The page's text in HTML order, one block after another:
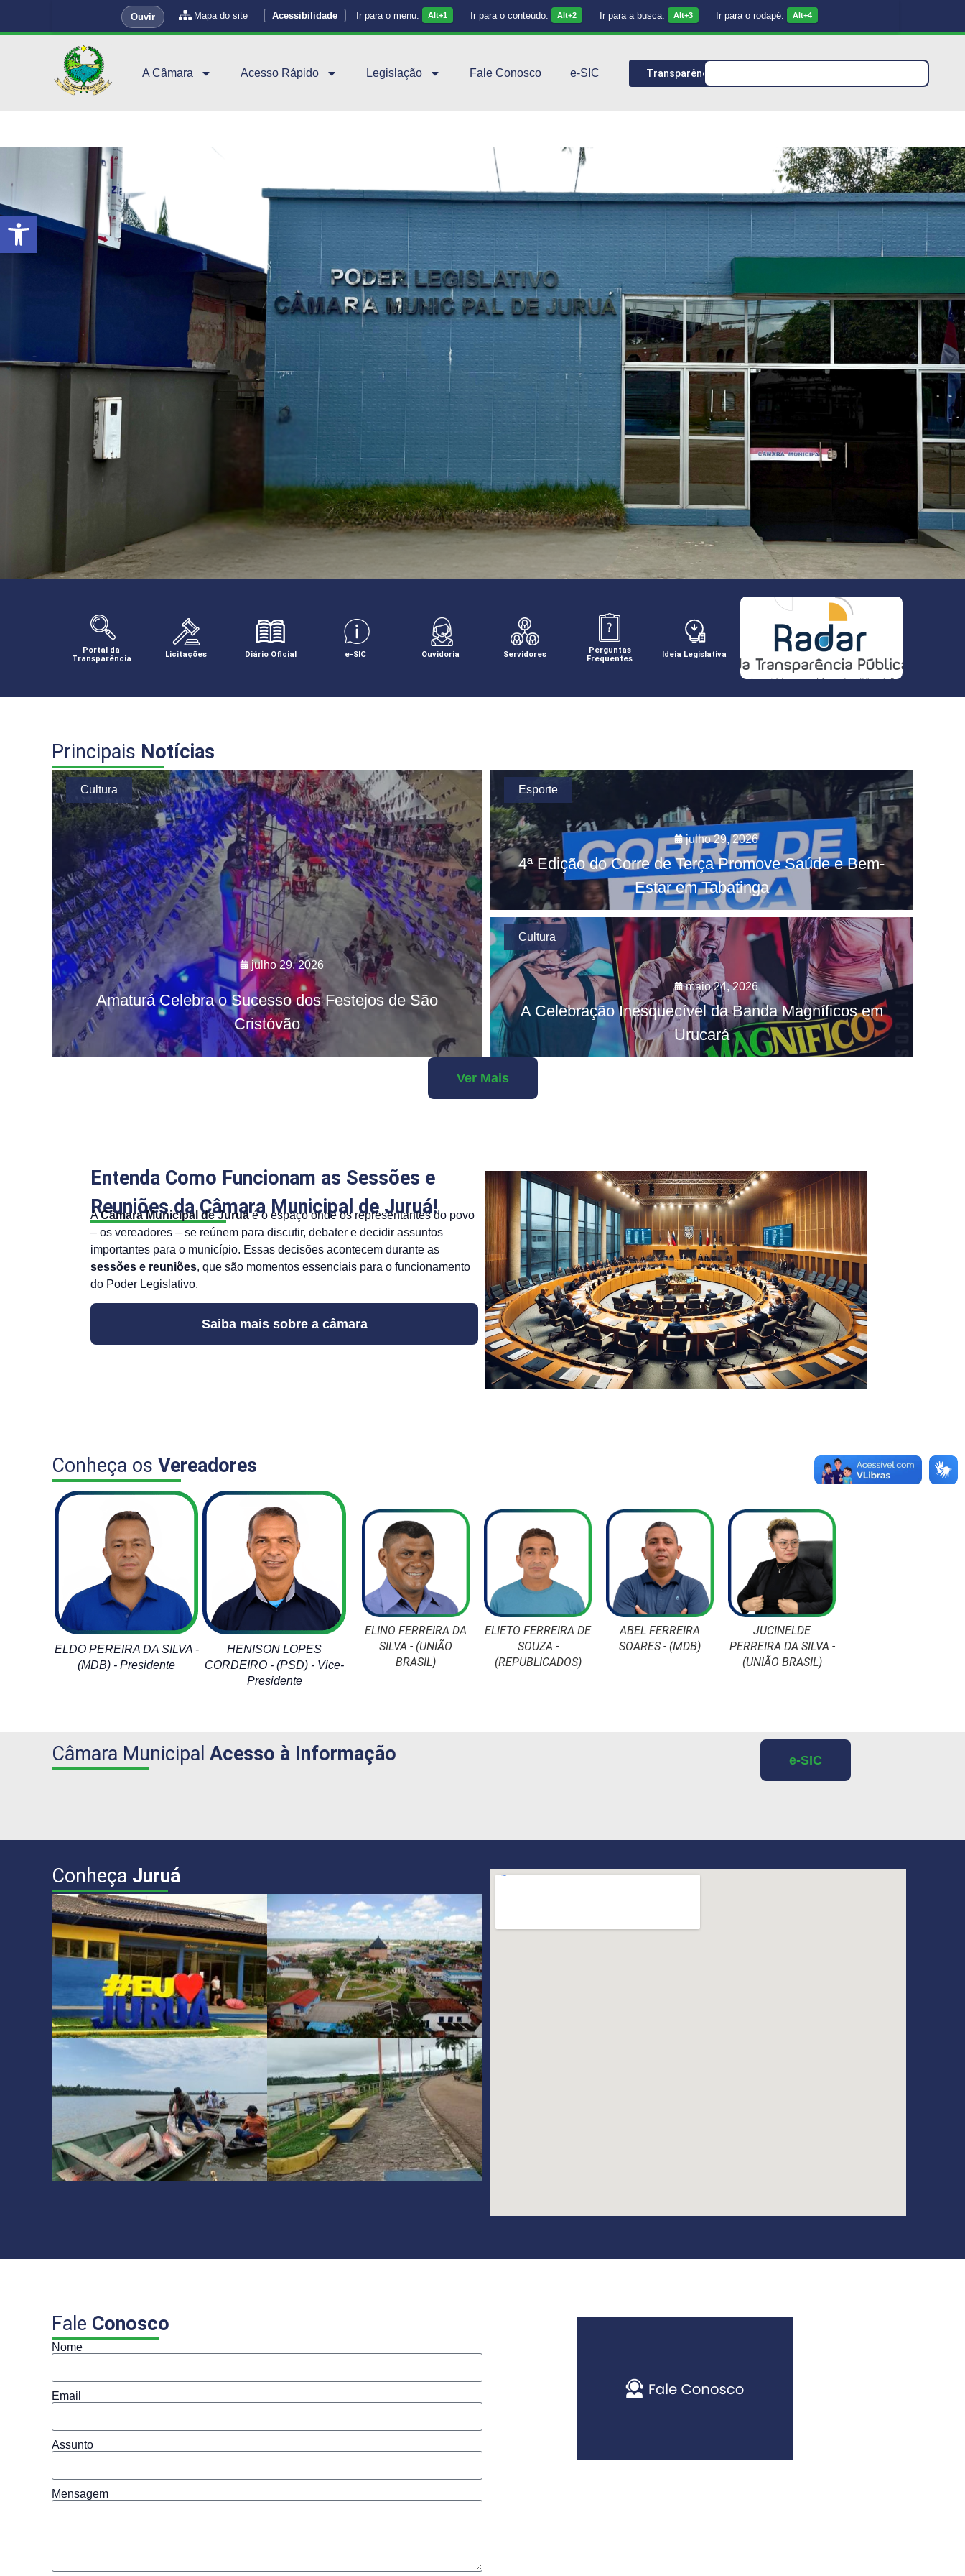
Abrir a barra de ferramentas
Ouvir Mapa do site Acessibilidade Ir para o menu: Alt+1 Ir para o conteúdo: Alt+2 Ir para a busca: Alt+3 Ir para o rodapé: Alt+4
A Câmara Acesso Rápido Legislação Fale Conosco e-SIC Transparência
Portal da
Transparência
Licitações Diário Oficial e-SIC Ouvidoria Servidores
Perguntas
Frequentes
Ideia Legislativa
Principais Notícias
Cultura
julho 29, 2026
Amaturá Celebra o Sucesso dos Festejos de São
Cristóvão
Esporte
julho 29, 2026
4ª Edição do Corre de Terça Promove Saúde e Bem-
Estar em Tabatinga
Cultura
maio 24, 2026
A Celebração Inesquecível da Banda Magníficos em
Urucará
Ver Mais
Entenda Como Funcionam as Sessões e
Reuniões da Câmara Municipal de Juruá!
ACâmara Municipal de Juruáé o espaço onde os representantes do povo
– os vereadores – se reúnem para discutir, debater e decidir assuntos
importantes para o município. Essas decisões acontecem durante as
sessões e reuniões, que são momentos essenciais para o funcionamento
do Poder Legislativo.
Saiba mais sobre a câmara
Conheça os Vereadores
ELDO PEREIRA DA SILVA -
(MDB) - Presidente
HENISON LOPES
CORDEIRO - (PSD) - Vice-
Presidente
AQUILES CAETANO
DA SILVA - (PP)
IDERNON LIMA
MESQUITA - (PSD)
ELINO FERREIRA DA
SILVA - (UNIÃO
BRASIL)
ELIETO FERREIRA DE
SOUZA -
(REPUBLICADOS)
ABEL FERREIRA
SOARES - (MDB)
JUCINELDE
PERREIRA DA SILVA -
JADER DAMASCENO
MOTA - (PT)
Câmara Municipal Acesso à Informação e-SIC
Conheça Juruá
Fale Conosco
Nome
Email
Assunto
Mensagem